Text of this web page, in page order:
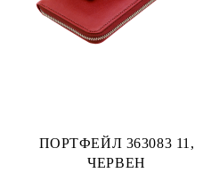
ПОРТФЕЙЛ 363083 11,
ЧЕРВЕН